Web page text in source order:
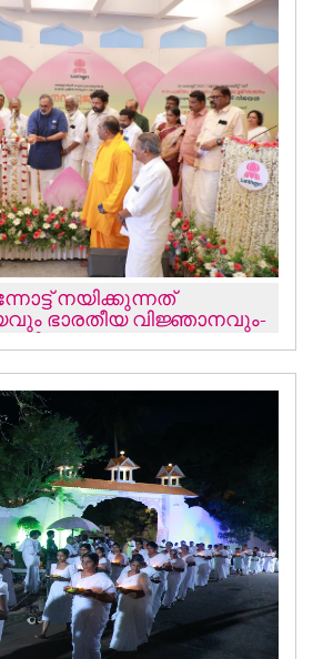
നയിക്കുന്നത്
ഭാരതീയ വിജ്ഞാനവും-